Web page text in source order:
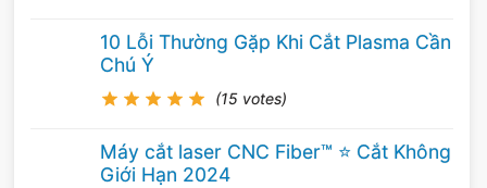
10 Lỗi Thường Gặp Khi Cắt Plasma Cần
Chú Ý
(15 votes)
Máy cắt laser CNC Fiber™ ⭐️ Cắt Không
Giới Hạn 2024
Lựa chọn theo chu kỳ tải của máy
việc như sau:Công nghiệp nhẹ nói chung yêu